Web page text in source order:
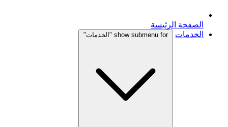
الصفحة الرئيسة
الخدمات
show submenu for "الخدمات"